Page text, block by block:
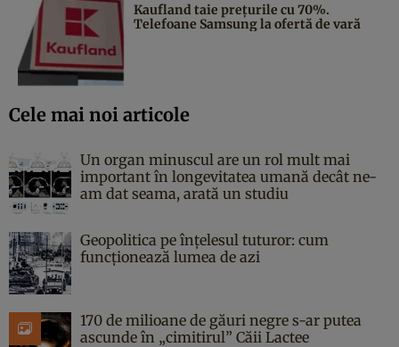
Kaufland taie prețurile cu 70%.
Telefoane Samsung la ofertă de vară
Cele mai noi articole
Un organ minuscul are un rol mult mai
important în longevitatea umană decât ne-
am dat seama, arată un studiu
Geopolitica pe înțelesul tuturor: cum
funcționează lumea de azi
170 de milioane de găuri negre s-ar putea
ascunde în „cimitirul” Căii Lactee